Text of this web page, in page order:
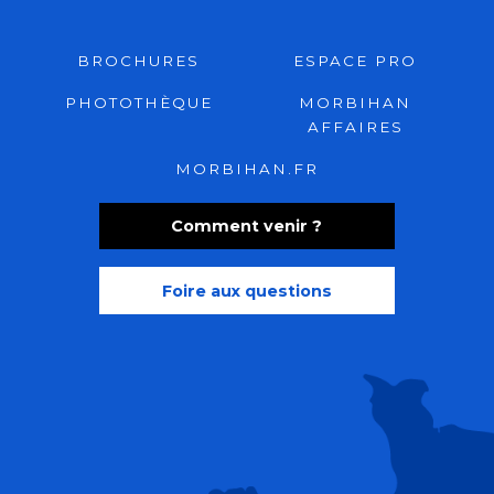
Comment venir ?
Foire aux questions
BROCHURES ESPACE PRO
PHOTOTHÈQUE
MORBIHAN
AFFAIRES
MORBIHAN.FR